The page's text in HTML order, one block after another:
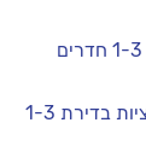
הדברת פרעושים וקרציות בדירת 1-3